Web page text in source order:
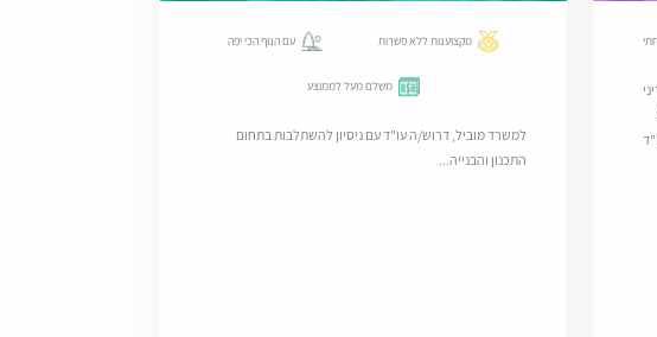
מקצוענות ללא פשרות עם הנוף הכי יפה
משלם מעל לממוצע
למשרד מוביל, דרוש/ה עו"ד עם ניסיון להשתלבות בתחום
התכנון והבנייה...